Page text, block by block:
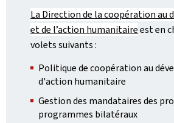
La Direction de la coopération au
et de l’action humanitaireest en
volets suivants :
Politique de coopération au
d'action humanitaire
Gestion des mandataires des
programmes bilatéraux